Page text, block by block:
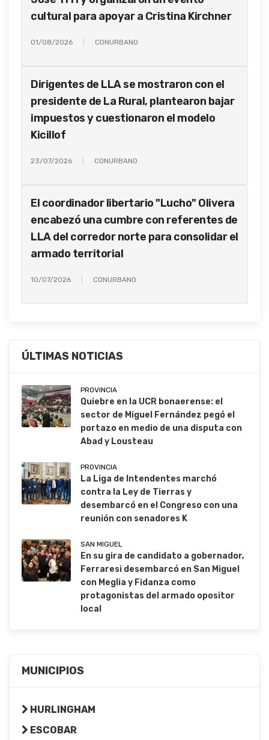
cultural para apoyar a Cristina Kirchner
01/08/2026 CONURBANO
Dirigentes de LLA se mostraron con el
presidente de La Rural, plantearon bajar
impuestos y cuestionaron el modelo
Kicillof
23/07/2026 CONURBANO
El coordinador libertario "Lucho" Olivera
encabezó una cumbre con referentes de
LLA del corredor norte para consolidar el
armado territorial
10/07/2026 CONURBANO
ÚLTIMAS NOTICIAS
PROVINCIA
Quiebre en la UCR bonaerense: el
sector de Miguel Fernández pegó el
portazo en medio de una disputa con
Abad y Lousteau
PROVINCIA
La Liga de Intendentes marchó
contra la Ley de Tierras y
desembarcó en el Congreso con una
reunión con senadores K
SAN MIGUEL
En su gira de candidato a gobernador,
Ferraresi desembarcó en San Miguel
con Meglia y Fidanza como
protagonistas del armado opositor
local
MUNICIPIOS
HURLINGHAM
ESCOBAR